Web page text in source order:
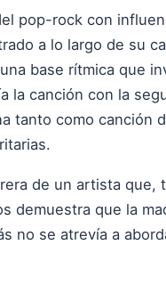
pop-rock con
a lo largo de su
base rítmica que
la canción con la
tanto como canción
de un artista que,
demuestra que la
no se atrevía a